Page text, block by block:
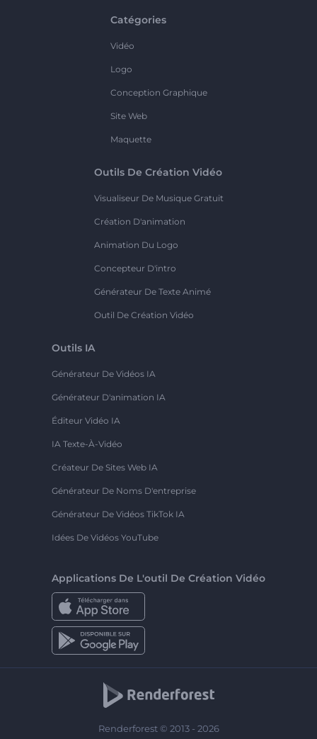
Catégories
Vidéo
Logo
Conception Graphique
Site Web
Maquette
Outils De Création Vidéo
Visualiseur De Musique Gratuit
Création D'animation
Animation Du Logo
Concepteur D'intro
Générateur De Texte Animé
Outil De Création Vidéo
Outils IA
Générateur De Vidéos IA
Générateur D'animation IA
Éditeur Vidéo IA
IA Texte-À-Vidéo
Créateur De Sites Web IA
Générateur De Noms D'entreprise
Générateur De Vidéos TikTok IA
Idées De Vidéos YouTube
Applications De L'outil De Création Vidéo
Renderforest © 2013 - 2026